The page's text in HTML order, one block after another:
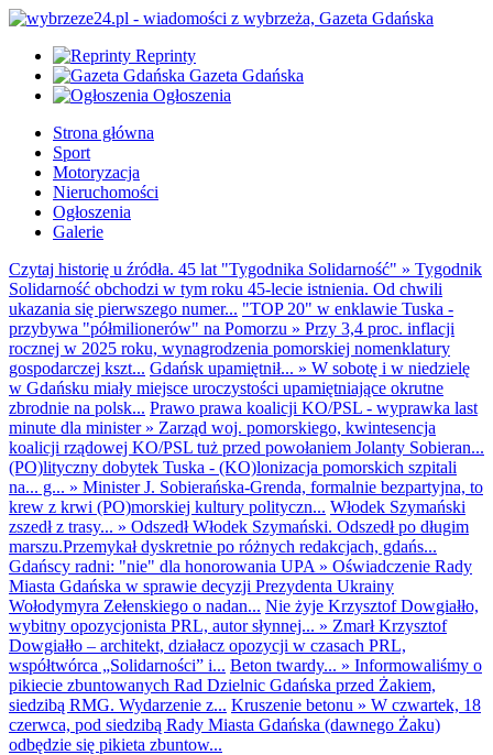
Reprinty
Gazeta Gdańska
Ogłoszenia
Strona główna
Sport
Motoryzacja
Nieruchomości
Ogłoszenia
Galerie
Czytaj historię u źródła. 45 lat "Tygodnika Solidarność" » Tygodnik
Solidarność obchodzi w tym roku 45-lecie istnienia. Od chwili
ukazania się pierwszego numer... "TOP 20" w enklawie Tuska -
przybywa "półmilionerów" na Pomorzu » Przy 3,4 proc. inflacji
rocznej w 2025 roku, wynagrodzenia pomorskiej nomenklatury
gospodarczej kszt... Gdańsk upamiętnił... » W sobotę i w niedzielę
w Gdańsku miały miejsce uroczystości upamiętniające okrutne
zbrodnie na polsk... Prawo prawa koalicji KO/PSL - wyprawka last
minute dla minister» Zarząd woj. pomorskiego, kwintesencja
koalicji rządowej KO/PSL tuż przed powołaniem Jolanty Sobieran...
(PO)lityczny dobytek Tuska - (KO)lonizacja pomorskich szpitali
na... g... » Minister J. Sobierańska-Grenda, formalnie bezpartyjna, to
krew z krwi (PO)morskiej kultury polityczn... Włodek Szymański
zszedł z trasy... » Odszedł Włodek Szymański. Odszedł po długim
marszu.Przemykał dyskretnie po różnych redakcjach, gdańs...
Gdańscy radni: "nie" dla honorowania UPA » Oświadczenie Rady
Miasta Gdańska w sprawie decyzji Prezydenta Ukrainy
Wołodymyra Zełenskiego o nadan... Nie żyje Krzysztof Dowgiałło,
wybitny opozycjonista PRL, autor słynnej... » Zmarł Krzysztof
Dowgiałło – architekt, działacz opozycji w czasach PRL,
współtwórca „Solidarności” i... Beton twardy... » Informowaliśmy o
pikiecie zbuntowanych Rad Dzielnic Gdańska przed Żakiem,
siedzibą RMG. Wydarzenie z... Kruszenie betonu » W czwartek, 18
czerwca, pod siedzibą Rady Miasta Gdańska (dawnego Żaku)
odbędzie się pikieta zbuntow...